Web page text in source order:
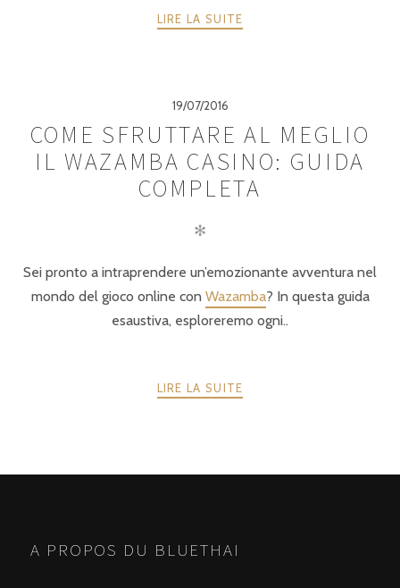
LIRE LA SUITE
19/07/2016
COME SFRUTTARE AL MEGLIO
IL WAZAMBA CASINO: GUIDA
COMPLETA
✻
Sei pronto a intraprendere un’emozionante avventura nel
mondo del gioco online con Wazamba? In questa guida
esaustiva, esploreremo ogni..
LIRE LA SUITE
A PROPOS DU BLUETHAI